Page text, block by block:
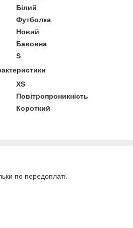
Білий
Футболка
Новий
Бавовна
S
XS
Повітропроникність
Короткий
по передоплаті.